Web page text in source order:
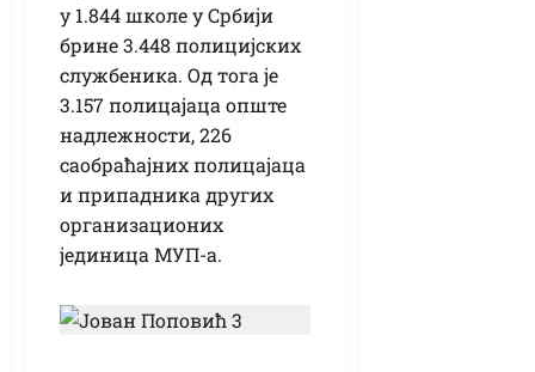
у 1.844 школе у Србији
брине 3.448 полицијских
службеника. Од тога је
3.157 полицајаца опште
надлежности, 226
саобраћајних полицајаца
и припадника других
организационих
јединица МУП-а.